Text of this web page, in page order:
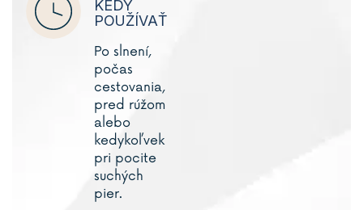
KEDY
POUŽÍVAŤ
Po slnení,
počas
cestovania,
pred rúžom
alebo
kedykoľvek
pri pocite
suchých
pier.